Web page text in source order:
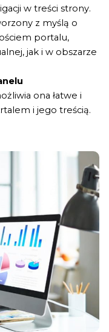
w treści strony.
z myślą o
portalu,
jak i w obszarze
ona łatwe i
i jego treścią.